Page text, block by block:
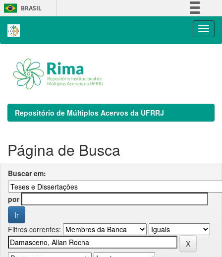
Skip
navigation
BRASIL
Repositório de Múltiplos Acervos da UFRRJ
Página de Busca
Buscar em:
por
Filtros correntes: